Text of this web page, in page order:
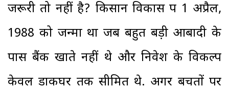
जरूरी तो नहीं है? किसान विकास पत्र 1 अप्रैल,
1988 को जन्मा था जब बहुत बड़ी आबादी के
पास बैंक खाते नहीं थे और निवेश के विकल्प
केवल डाकघर तक सीमित थे. अगर बचतों पर